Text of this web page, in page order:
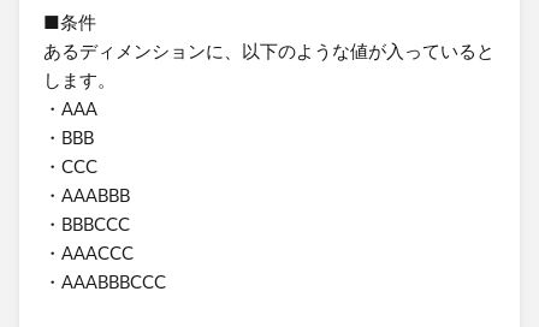
■条件
あるディメンションに、以下のような値が入っていると
します。
・AAA
・BBB
・CCC
・AAABBB
・​BBBCCC
・AAACCC
・AAABBBCCC​